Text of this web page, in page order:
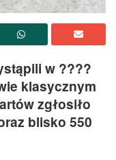
w ????
klasycznym
zgłosiło
blisko 550